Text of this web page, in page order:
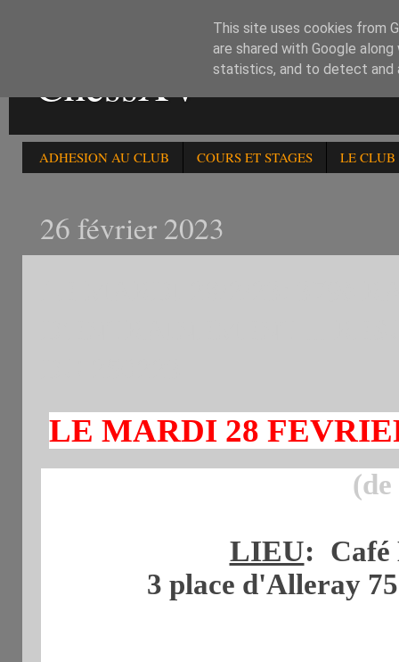
ChessXV
ADHESION AU CLUB COURS ET STAGES LE CLUB
26 février 2023
LE MARDI 28
LIEU: Café
3 place d'Alleray
This site uses cookies from
are shared with Google
statistics, and to detect and